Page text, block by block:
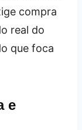
compra
real do
que foca
e